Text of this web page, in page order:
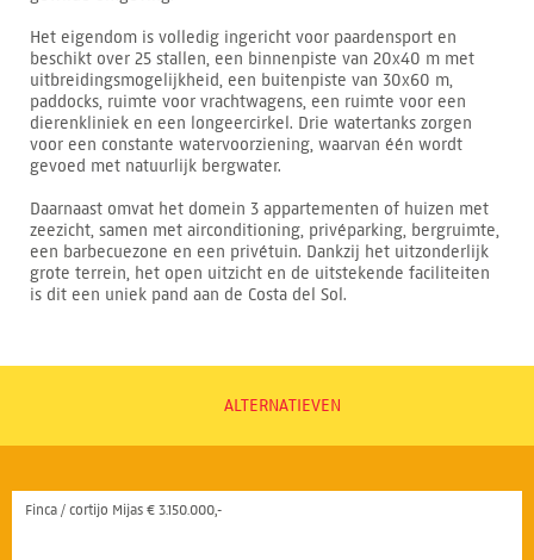
Het eigendom is volledig ingericht voor paardensport en
beschikt over 25 stallen, een binnenpiste van 20x40 m met
uitbreidingsmogelijkheid, een buitenpiste van 30x60 m,
paddocks, ruimte voor vrachtwagens, een ruimte voor een
dierenkliniek en een longeercirkel. Drie watertanks zorgen
voor een constante watervoorziening, waarvan één wordt
gevoed met natuurlijk bergwater.
Daarnaast omvat het domein 3 appartementen of huizen met
zeezicht, samen met airconditioning, privéparking, bergruimte,
een barbecuezone en een privétuin. Dankzij het uitzonderlijk
grote terrein, het open uitzicht en de uitstekende faciliteiten
is dit een uniek pand aan de Costa del Sol.
ALTERNATIEVEN
Finca / cortijo Mijas € 3.150.000,-